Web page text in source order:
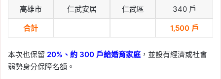
高雄市 仁武安居 仁武區 340 戶
合計 1,500 戶
本次也保留 20%、約 300 戶給婚育家庭 ，並設有經濟或社會
弱勢身分保障名額。